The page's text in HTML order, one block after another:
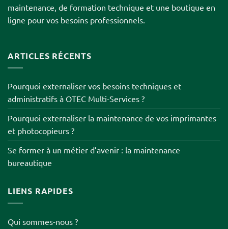
maintenance, de formation technique et une boutique en
ligne pour vos besoins professionnels.
ARTICLES RÉCENTS
Pourquoi externaliser vos besoins techniques et
administratifs à OTEC Multi-Services ?
Pourquoi externaliser la maintenance de vos imprimantes
et photocopieurs ?
Se former à un métier d’avenir : la maintenance
bureautique
LIENS RAPIDES
Qui sommes-nous ?